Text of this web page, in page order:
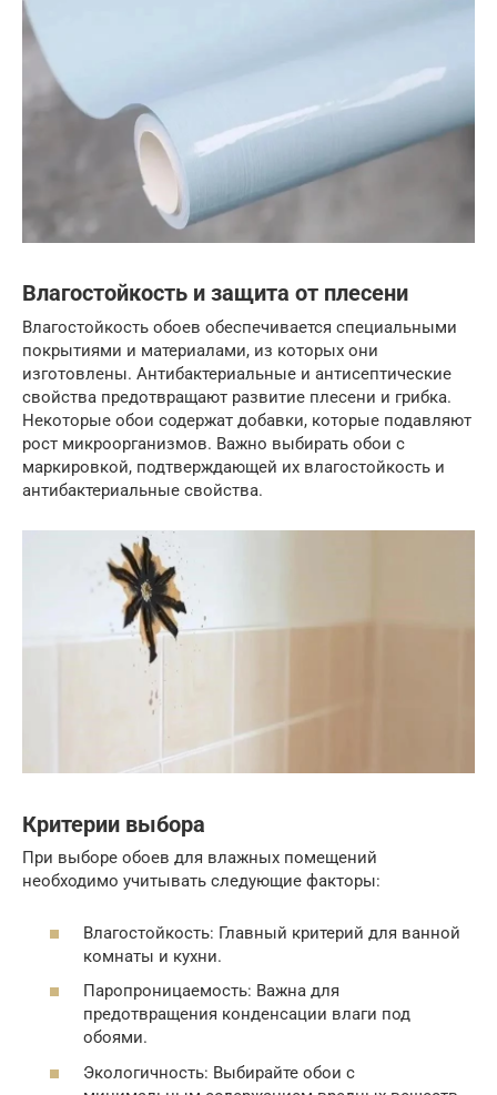
Влагостойкость и защита от плесени
Влагостойкость обоев обеспечивается специальными
покрытиями и материалами, из которых они
изготовлены. Антибактериальные и антисептические
свойства предотвращают развитие плесени и грибка.
Некоторые обои содержат добавки, которые подавляют
рост микроорганизмов. Важно выбирать обои с
маркировкой, подтверждающей их влагостойкость и
антибактериальные свойства.
Критерии выбора
При выборе обоев для влажных помещений
необходимо учитывать следующие факторы:
Влагостойкость: Главный критерий для ванной
комнаты и кухни.
Паропроницаемость: Важна для
предотвращения конденсации влаги под
обоями.
Экологичность: Выбирайте обои с